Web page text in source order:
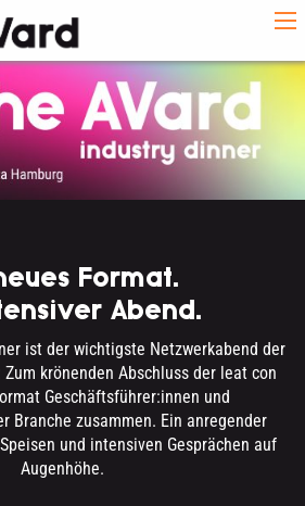
Format.
Abend.
ist der wichtigste Netzwerkabend der
Zum krönenden Abschluss der leat con
Geschäftsführer:innen und
Branche zusammen. Ein anregender
und intensiven Gesprächen auf
Augenhöhe.